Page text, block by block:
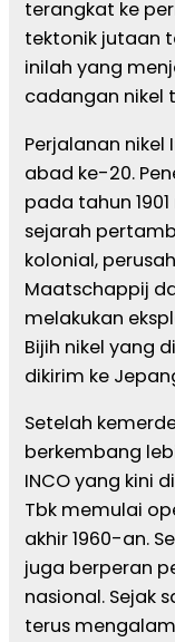
terangkat ke
tektonik jutaan
inilah yang
cadangan nikel
Perjalanan
abad ke-20.
pada tahun
sejarah
kolonial,
Maatschappij
melakukan
Bijih nikel yang
dikirim ke
Setelah
berkembang
INCO yang kini
Tbk memulai
akhir 1960-an.
juga berperan
nasional. Sejak
terus